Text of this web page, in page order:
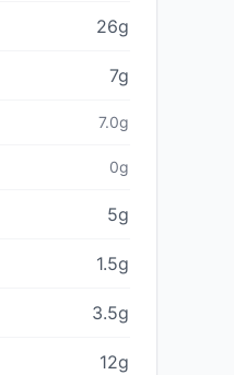
26g
7g
7.0g
0g
5g
1.5g
3.5g
12g